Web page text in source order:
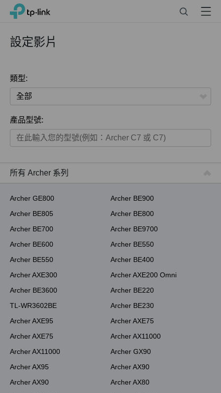
Click
navigation
TP-Link, Reliably Smart Menu
設定影片
類型:
全部
家用產品
商用產品
ISP用產品
產品型號:
所有 Archer 系列
Archer GE800
Archer BE900
Archer BE805
Archer BE800
Archer BE700
Archer BE9700
Archer BE600
Archer BE550
Archer BE550
Archer BE400
Archer AXE300
Archer AXE200 Omni
Archer BE3600
Archer BE220
TL-WR3602BE
Archer BE230
Archer AXE95
Archer AXE75
Archer AXE75
Archer AX11000
Archer AX11000
Archer GX90
Archer AX95
Archer AX90
Archer AX90
Archer AX80